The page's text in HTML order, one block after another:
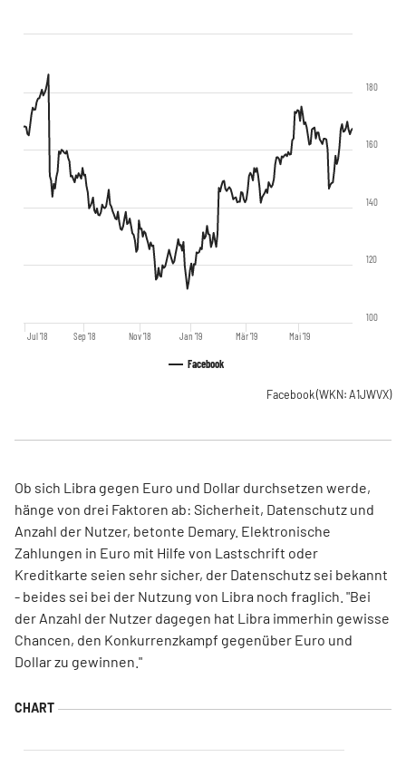
Facebook
Jul '18 Sep '18 Nov '18 Jan '19 Mär '19 Mai '19
100
120
140
160
180
Facebook(WKN: A1JWVX)
Ob sich Libra gegen Euro und Dollar durchsetzen werde,
hänge von drei Faktoren ab: Sicherheit, Datenschutz und
Anzahl der Nutzer, betonte Demary. Elektronische
Zahlungen in Euro mit Hilfe von Lastschrift oder
Kreditkarte seien sehr sicher, der Datenschutz sei bekannt
- beides sei bei der Nutzung von Libra noch fraglich. "Bei
der Anzahl der Nutzer dagegen hat Libra immerhin gewisse
Chancen, den Konkurrenzkampf gegenüber Euro und
Dollar zu gewinnen."